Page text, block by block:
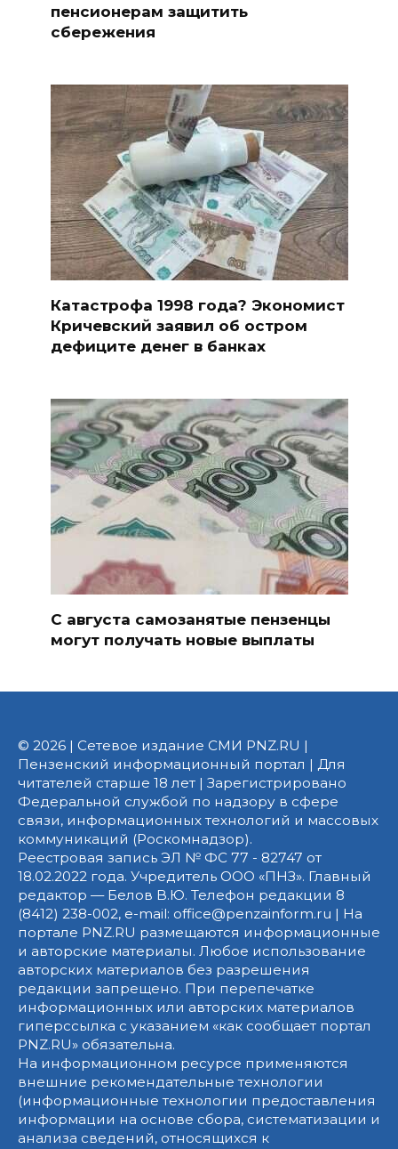
пенсионерам защитить
сбережения
Катастрофа 1998 года? Экономист
Кричевский заявил об остром
дефиците денег в банках
С августа самозанятые пензенцы
могут получать новые выплаты
© 2026 | Сетевое издание СМИ PNZ.RU |
Пензенский информационный портал | Для
читателей старше 18 лет | Зарегистрировано
Федеральной службой по надзору в сфере
связи, информационных технологий и массовых
коммуникаций (Роскомнадзор).
Реестровая запись ЭЛ № ФС 77 - 82747 от
18.02.2022 года. Учредитель ООО «ПНЗ». Главный
редактор — Белов В.Ю. Телефон редакции 8
(8412) 238-002, e-mail: office@penzainform.ru | На
портале PNZ.RU размещаются информационные
и авторские материалы. Любое использование
авторских материалов без разрешения
редакции запрещено. При перепечатке
информационных или авторских материалов
гиперссылка с указанием «как сообщает портал
PNZ.RU» обязательна.
На информационном ресурсе применяются
внешние рекомендательные технологии
(информационные технологии предоставления
информации на основе сбора, систематизации и
анализа сведений, относящихся к